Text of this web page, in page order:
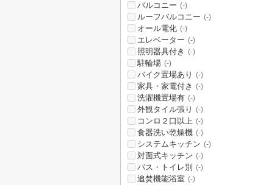
バルコニー (-)
ルーフバルコニー (-)
オール電化 (-)
エレベーター (-)
照明器具付き (-)
駐輪場 (-)
バイク置場あり (-)
家具・家電付き (-)
洗濯機置場有 (-)
外観タイル張り (-)
コンロ２口以上 (-)
食器洗い乾燥機 (-)
システムキッチン (-)
対面式キッチン (-)
バス・トイレ別 (-)
追焚機能浴室 (-)